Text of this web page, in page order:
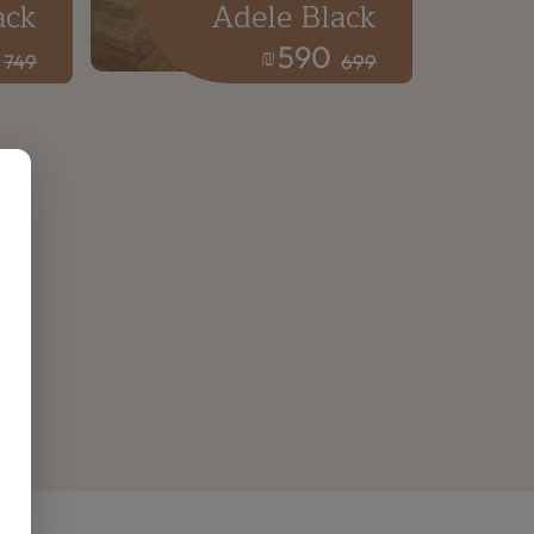
699
590
₪
Adele Black
749